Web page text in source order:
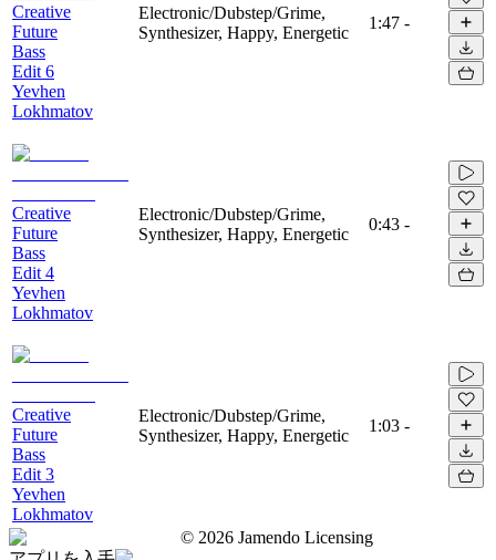
Creative
Future
Bass
Edit 6
Yevhen
Lokhmatov
Electronic/Dubstep/Grime,
Synthesizer, Happy, Energetic
1:47 -
Creative
Future
Bass
Edit 4
Yevhen
Lokhmatov
Electronic/Dubstep/Grime,
Synthesizer, Happy, Energetic
0:43 -
Creative
Future
Bass
Edit 3
Yevhen
Lokhmatov
Electronic/Dubstep/Grime,
Synthesizer, Happy, Energetic
1:03 -
© 2026 Jamendo Licensing